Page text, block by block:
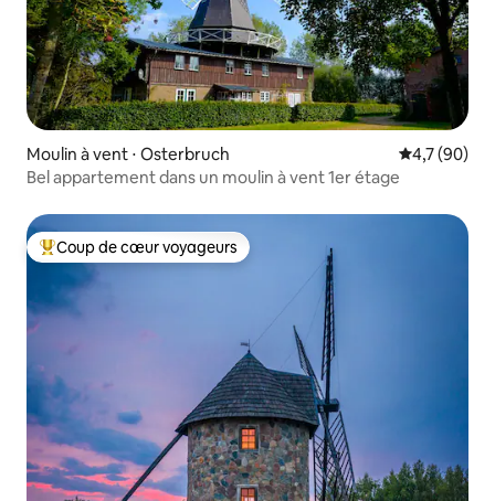
Moulin à vent ⋅ Osterbruch Évaluation
4,7 (90)
Bel appartement dans un moulin à vent 1er étage
Coups de cœur voyageurs les plus appréciés
Coup de cœur voyageurs